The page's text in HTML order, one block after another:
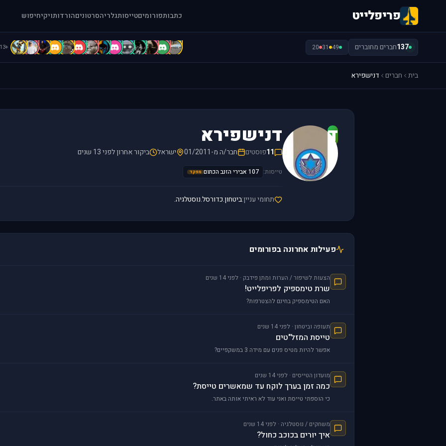
פריפלייט כתבותפורומיםטייסותגלריהסרטוניםהורדותויקיחיפוש
137חברים מחוברים 49
31
20
[
a
A
A
a
A
A
A
b
B
B
b
c
C
+113
בית חברים דנישפירא
ד דנישפירא
11פוסטים חבר/ה מ-01/2011 ישראל ביקור אחרון לפני 13 שנים
טייסות: 107 אבירי הזנב הכתום מפקד
תחומי עניין:ביטחון.כדורסל.נוסטלגיה.
פעילות אחרונה בפורומים
הצעות לשיפור / הערות ומתן פידבק · לפני 14 שנים
שרת טימספיק לפריפלייט!
האם הטימספיק בחינם להצטרפות?
תעופה וביטחון · לפני 14 שנים
טייסת המזל"טים
אפשר להיות מטיס פנים עם מידה 3 במשקפיים?
מועדון הטייסים · לפני 14 שנים
כמה זמן בערך לוקח עד שמאשרים טייסת?
כי הוספתי טייסת ואני עוד לא ראיתי אותה באתר.
משחקים / נוסטלגיה · לפני 14 שנים
איך יורים בכוכב כחול?